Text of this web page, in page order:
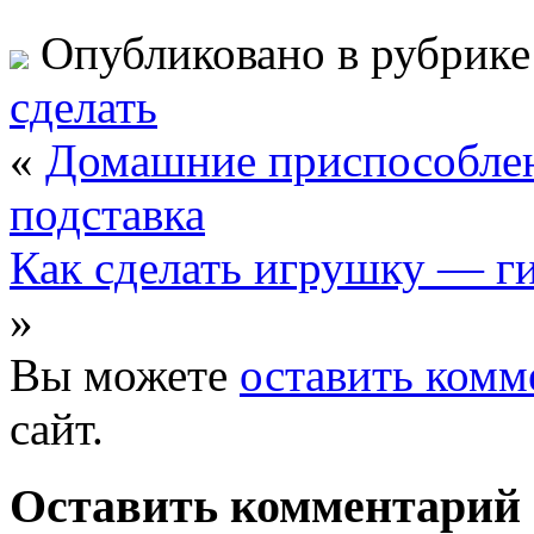
Опубликовано в
сделать
« Домашние
подставка
Как сделать игрушку —
»
Вы можете оставить
сайт.
Оставить комментарий